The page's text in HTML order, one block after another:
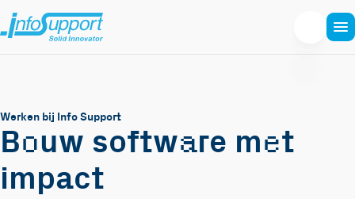
Werken bij Info Support
Bouw software met
impact